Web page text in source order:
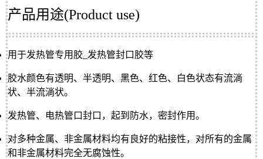
产品用途(Product use)
用于发热管专用胶_发热管封口胶等
胶水颜色有透明、半透明、黑色、红色、白色状态有流淌
状、半流淌状。
发热管、电热管口封口，起到防水，密封作用。
对多种金属、非金属材料均有良好的粘接性，对所有的金属
和非金属材料完全无腐蚀性。